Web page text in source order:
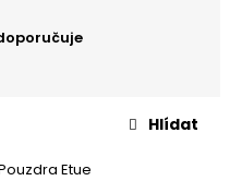
Etue
Hlídat